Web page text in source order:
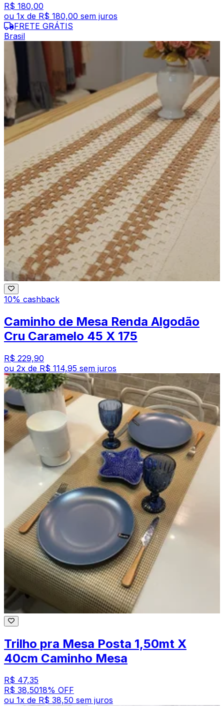
R$ 180,00
ou 1x de R$ 180,00 sem juros
FRETE GRÁTIS
Brasil
10% cashback
Caminho de Mesa Renda Algodão
Cru Caramelo 45 X 175
R$ 229,90
ou 2x de R$ 114,95 sem juros
Trilho pra Mesa Posta 1,50mt X
40cm Caminho Mesa
R$ 47,35
R$ 38,5018% OFF
ou 1x de R$ 38,50 sem juros